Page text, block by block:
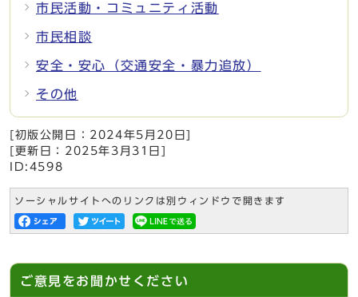
市民活動・コミュニティ活動
市民相談
安全・安心（交通安全・暴力追放）
その他
[初版公開日： 2024年5月20日
[更新日： 2025年3月31日
ID:4598
ソーシャルサイトへのリンクは別ウィンドウで開きます
ご意見をお聞かせください